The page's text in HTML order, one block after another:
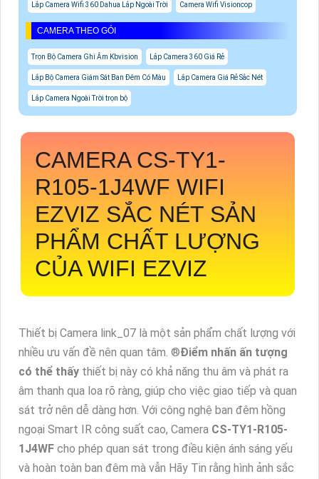
Lắp Camera Wifi 360 Dahua Lắp Ngoài Trời Camera Wifi Visioncop
CAMERA THEO GÓI
Trọn Bộ Camera Ghi Âm Kbvision Lắp Camera 360 Giá Rẻ
Lắp Bộ Camera Giám Sát Ban Đêm Có Màu Lắp Camera Giá Rẻ Sắc Nét
Lắp Camera Ngoài Trời trọn bộ
CAMERA CS-TY1-
R105-1J4WF WIFI
EZVIZ SẮC NÉT SẢN
PHẨM CHẤT LƯỢNG
CỦA WIFI EZVIZ
Thiết bị Camera link_07 là một sản phẩm chất lượng với
nhiều ưu vấn đề nên quan tâm. ®️Điểm nhấn ấn tượng
có thể thấy thiết bị này có khả năng thu âm và phát ra
âm thanh qua loa rõ ràng, giúp cho việc giao tiếp và quan
sát trở nên dễ dàng hơn. Với công nghệ ban đêm hồng
ngoại Smart IR công suất cao, Camera CS-TY1-R105-
1J4WF cho phép quan sát trong điều kiện ánh sáng yếu
và hoàn toàn ban đêm mà vẫn Hãy Tin rằng hình ảnh sắc